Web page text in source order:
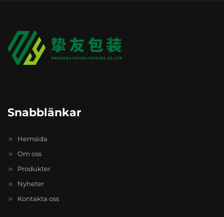
Snabblänkar
Hemsida
Om oss
Produkter
Nyheter
Kontakta oss